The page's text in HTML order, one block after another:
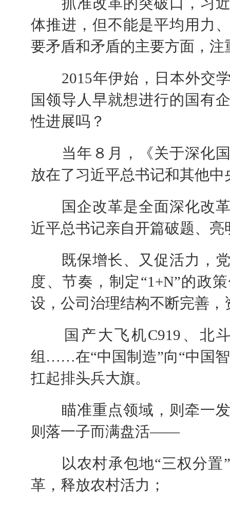
体推进，但不能是平均用力
要矛盾和矛盾的主要方面，
2015年伊始，日本外交学
国领导人早就想进行的国有
性进展吗？
当年８月，《关于深化国
放在了习近平总书记和其他
国企改革是全面深化改革
近平总书记亲自开篇破题、
既保增长、又促活力，党
度、节奏，制定“1+N”的政
设，公司治理结构不断完善
国产大飞机C919、北斗
组……在“中国制造”向“中国
扛起排头兵大旗。
瞄准重点领域，则牵一发
则落一子而满盘活——
以农村承包地“三权分置”
革，释放农村活力；